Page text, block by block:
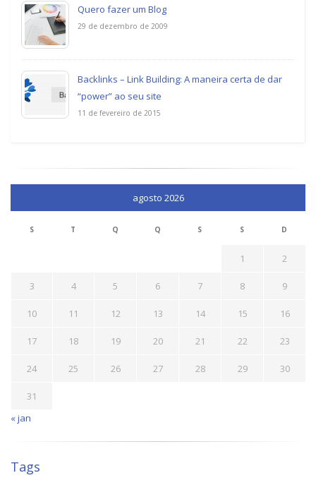
Quero fazer um Blog
29 de dezembro de 2009
Backlinks – Link Building: A maneira certa de dar
“power” ao seu site
11 de fevereiro de 2015
agosto 2026
S T Q Q S S D
1 2
3 4 5 6 7 8 9
10 11 12 13 14 15 16
17 18 19 20 21 22 23
24 25 26 27 28 29 30
31
« jan
Tags